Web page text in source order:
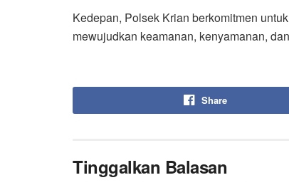
Kedepan, Polsek Krian berkomitmen
mewujudkan keamanan, kenyamanan,
Share
Tinggalkan Balasan